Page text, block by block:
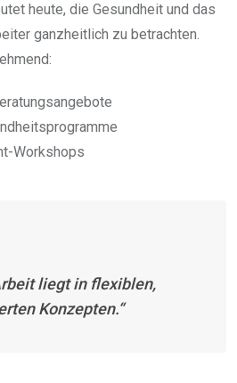
heute, die Gesundheit und das
ganzheitlich zu betrachten.
Workshops
liegt in flexiblen,
Konzepten.“